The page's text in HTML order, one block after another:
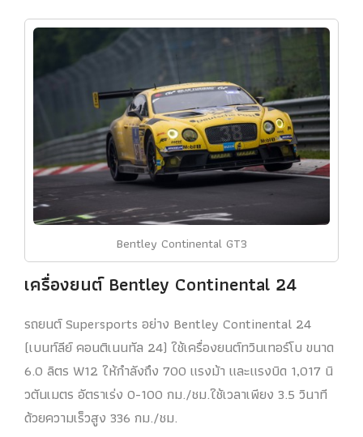
Bentley Continental GT3
เครื่องยนต์ Bentley Continental 24
รถยนต์ Supersports อย่าง Bentley Continental 24
(เบนท์ลีย์ คอนติเนนทัล 24) ใช้เครื่องยนต์ทวินเทอร์โบ ขนาด
6.0 ลิตร W12 ให้กำลังถึง 700 แรงม้า และแรงบิด 1,017 นิ
วตันเมตร อัตราเร่ง 0-100 กม./ชม.ใช้เวลาเพียง 3.5 วินาที
ด้วยความเร็วสูง 336 กม./ชม.